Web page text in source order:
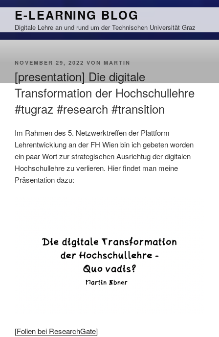
Zum
springen
E-LEARNING BLOG
Digitale Lehre an und rund um der Technischen Universität Graz
VERÖFFENTLICHT
NOVEMBER 29, 2022 VON MARTIN
[presentation] Die digitale
Transformation der Hochschullehre
#tugraz #research #transition
Im Rahmen des 5. Netzwerktreffen der Plattform
Lehrentwicklung an der FH Wien bin ich gebeten worden
ein paar Wort zur strategischen Ausrichtug der digitalen
Hochschullehre zu verlieren. Hier findet man meine
Präsentation dazu:
[Folien bei ResearchGate]